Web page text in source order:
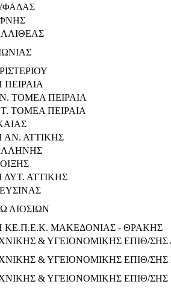
ΤΟΜΕΑ ΠΕΙΡΑΙΑ
ΤΟΜΕΑ ΠΕΙΡΑΙΑ
ΑΝ. ΑΤΤΙΚΗΣ
ΔΥΤ. ΑΤΤΙΚΗΣ
ΛΙΟΣΙΩΝ
ΚΕ.Π.Ε.Κ. ΜΑΚΕΔΟΝΙΑΣ - ΘΡΑΚΗΣ
& ΥΓΕΙΟΝΟΜΙΚΗΣ ΕΠΙΘ/
& ΥΓΕΙΟΝΟΜΙΚΗΣ ΕΠΙΘ/ΣΗΣ
& ΥΓΕΙΟΝΟΜΙΚΗΣ ΕΠΙΘ/ΣΗΣ